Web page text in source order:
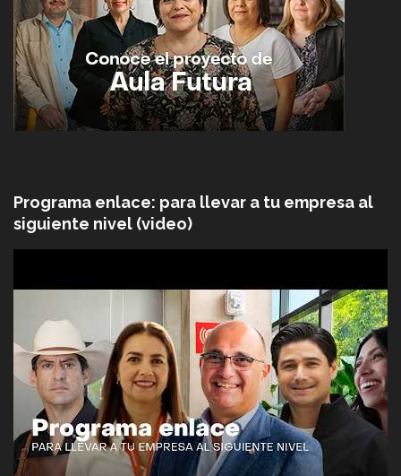
Programa enlace: para llevar a tu empresa al
siguiente nivel (video)